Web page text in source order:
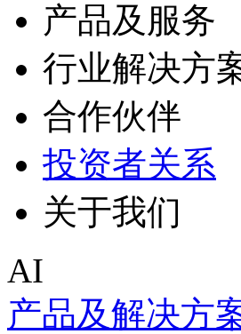
产品及服务
行业解决方
合作伙伴
投资者关系
关于我们
AI
产品及解决方